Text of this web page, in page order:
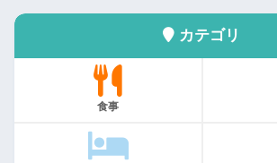
カテゴリ
食事